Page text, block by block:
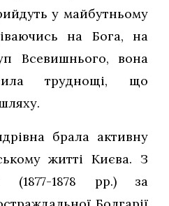
у майбутньому
на Бога, на
Всевишнього, вона
труднощі, що
брала активну
житті Києва. З
(1877-1878 рр.) за